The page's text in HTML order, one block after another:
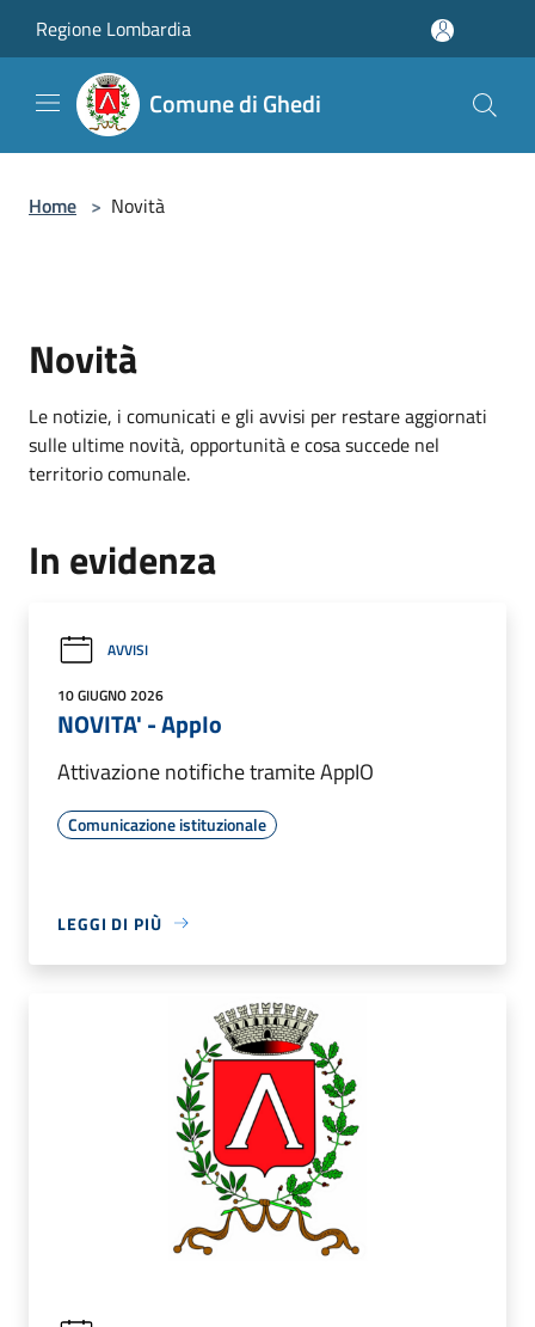
Regione Lombardia
Comune di Ghedi
Home > Novità
Novità
Le notizie, i comunicati e gli avvisi per restare aggiornati
sulle ultime novità, opportunità e cosa succede nel
territorio comunale.
In evidenza
AVVISI
10 GIUGNO 2026
NOVITA' - AppIo
Attivazione notifiche tramite AppIO
Comunicazione istituzionale
LEGGI DI PIÙ